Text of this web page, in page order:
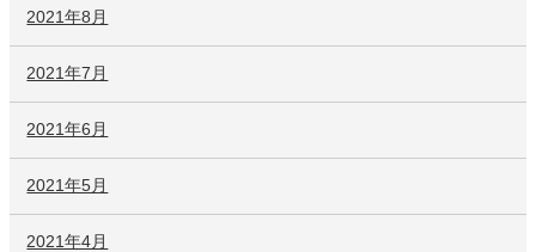
2021年8月
2021年7月
2021年6月
2021年5月
2021年4月